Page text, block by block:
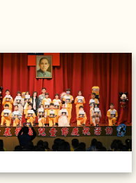
模範生頒獎